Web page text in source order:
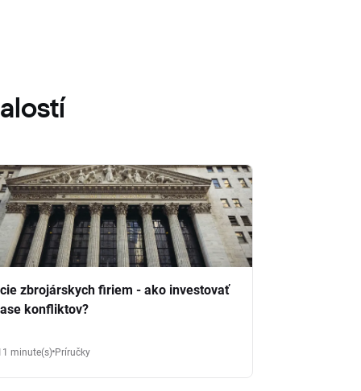
zbrojárskych firiem - ako investovať
konfliktov?
minute(s) Príručky